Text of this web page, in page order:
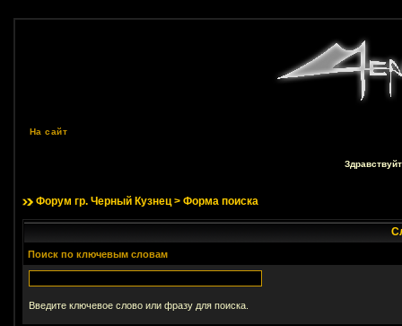
На сайт
Форум гр. Черный Кузнец> Форма поиска
Поиск по ключевым словам
Введите ключевое слово или фразу для поиска.